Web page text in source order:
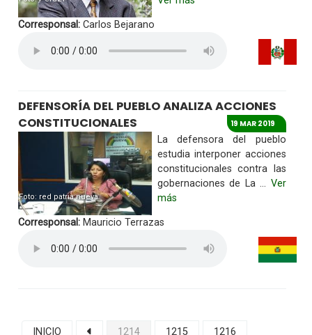
Corresponsal:Carlos Bejarano
DEFENSORÍA DEL PUEBLO ANALIZA ACCIONES
CONSTITUCIONALES
19 MAR 2019
Foto: red patria nueva
La defensora del pueblo
estudia interponer acciones
constitucionales contra las
gobernaciones de La ... Ver
más
Corresponsal:Mauricio Terrazas
INICIO 1214 1215
1216